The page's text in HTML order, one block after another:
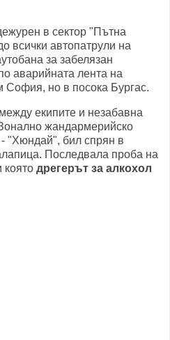
в сектор "Пътна
всички автопатрули на
за забелязан
аварийната лента на
София, но в посока Бургас.
екипите и незабавна
жандармерийско
"Хюндай", бил спрян в
Последвала проба на
дрегерът за алкохол